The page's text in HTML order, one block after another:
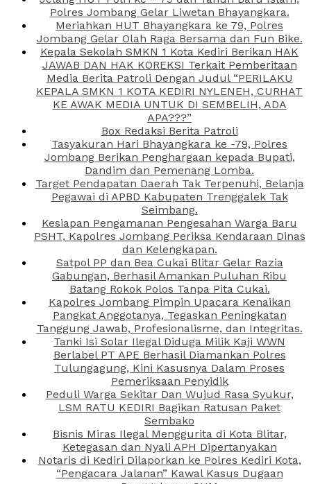
Polres Jombang Gelar Liwetan Bhayangkara.
Meriahkan HUT Bhayangkara ke 79, Polres
Jombang Gelar Olah Raga Bersama dan Fun Bike.
Kepala Sekolah SMKN 1 Kota Kediri Berikan HAK
JAWAB DAN HAK KOREKSI Terkait Pemberitaan
Media Berita Patroli Dengan Judul “PERILAKU
KEPALA SMKN 1 KOTA KEDIRI NYLENEH, CURHAT
KE AWAK MEDIA UNTUK DI SEMBELIH, ADA
APA???”
Box Redaksi Berita Patroli
Tasyakuran Hari Bhayangkara ke -79, Polres
Jombang Berikan Penghargaan kepada Bupati,
Dandim dan Pemenang Lomba.
Target Pendapatan Daerah Tak Terpenuhi, Belanja
Pegawai di APBD Kabupaten Trenggalek Tak
Seimbang.
Kesiapan Pengamanan Pengesahan Warga Baru
PSHT, Kapolres Jombang Periksa Kendaraan Dinas
dan Kelengkapan.
Satpol PP dan Bea Cukai Blitar Gelar Razia
Gabungan, Berhasil Amankan Puluhan Ribu
Batang Rokok Polos Tanpa Pita Cukai.
Kapolres Jombang Pimpin Upacara Kenaikan
Pangkat Anggotanya, Tegaskan Peningkatan
Tanggung Jawab, Profesionalisme, dan Integritas.
Tanki Isi Solar Ilegal Diduga Milik Kaji WWN
Berlabel PT APE Berhasil Diamankan Polres
Tulungagung, Kini Kasusnya Dalam Proses
Pemeriksaan Penyidik
Peduli Warga Sekitar Dan Wujud Rasa Syukur,
LSM RATU KEDIRI Bagikan Ratusan Paket
Sembako
Bisnis Miras Ilegal Menggurita di Kota Blitar,
Ketegasan dan Nyali APH Dipertanyakan
Notaris di Kediri Dilaporkan ke Polres Kediri Kota,
“Pengacara Jalanan” Kawal Kasus Dugaan